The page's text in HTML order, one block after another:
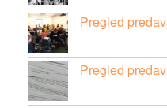
Pregled
Pregled